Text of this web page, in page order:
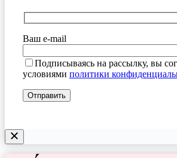
Ваш e-mail
Подписываясь на рассылку, вы
условиями политики